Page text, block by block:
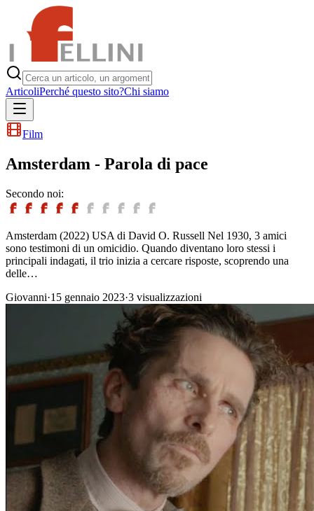
ArticoliPerché questo sito?Chi siamo
Film
Amsterdam - Parola di pace
Secondo noi:
Amsterdam (2022) USA di David O. Russell Nel 1930, 3 amici
sono testimoni di un omicidio. Quando diventano loro stessi i
principali indagati, il trio inizia a cercare risposte, scoprendo una
delle…
Giovanni·15 gennaio 2023·3 visualizzazioni